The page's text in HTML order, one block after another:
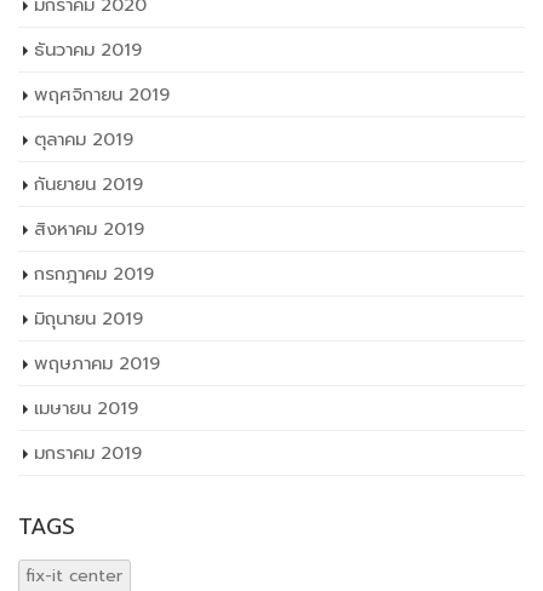
ธันวาคม 2019
พฤศจิกายน 2019
ตุลาคม 2019
กันยายน 2019
สิงหาคม 2019
กรกฎาคม 2019
มิถุนายน 2019
พฤษภาคม 2019
เมษายน 2019
มกราคม 2019
TAGS
fix-it center